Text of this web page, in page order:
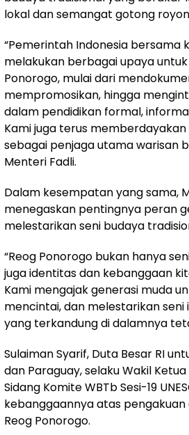
lokal dan semangat gotong
“Pemerintah Indonesia bersama
melakukan berbagai upaya
Ponorogo, mulai dari
mempromosikan, hingga
dalam pendidikan formal,
Kami juga terus
sebagai penjaga utama warisan
Menteri Fadli.
Dalam kesempatan yang sama,
menegaskan pentingnya peran
melestarikan seni budaya
“Reog Ponorogo bukan hanya
juga identitas dan kebanggaan
Kami mengajak generasi muda
mencintai, dan melestarikan seni
yang terkandung di dalamnya
Sulaiman Syarif, Duta Besar RI
dan Paraguay, selaku Wakil
Sidang Komite WBTb Sesi-19
kebanggaannya atas
Reog Ponorogo.